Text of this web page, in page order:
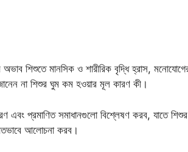
অভাব শিশুতে মানসিক ও শারীরিক বৃদ্ধি হ্রাস,
না শিশুর ঘুম কম হওয়ার মূল কারণ কী।
প্রমাণিত সমাধানগুলো বিশ্লেষণ করব, যাতে শিশুর
আলোচনা করব।